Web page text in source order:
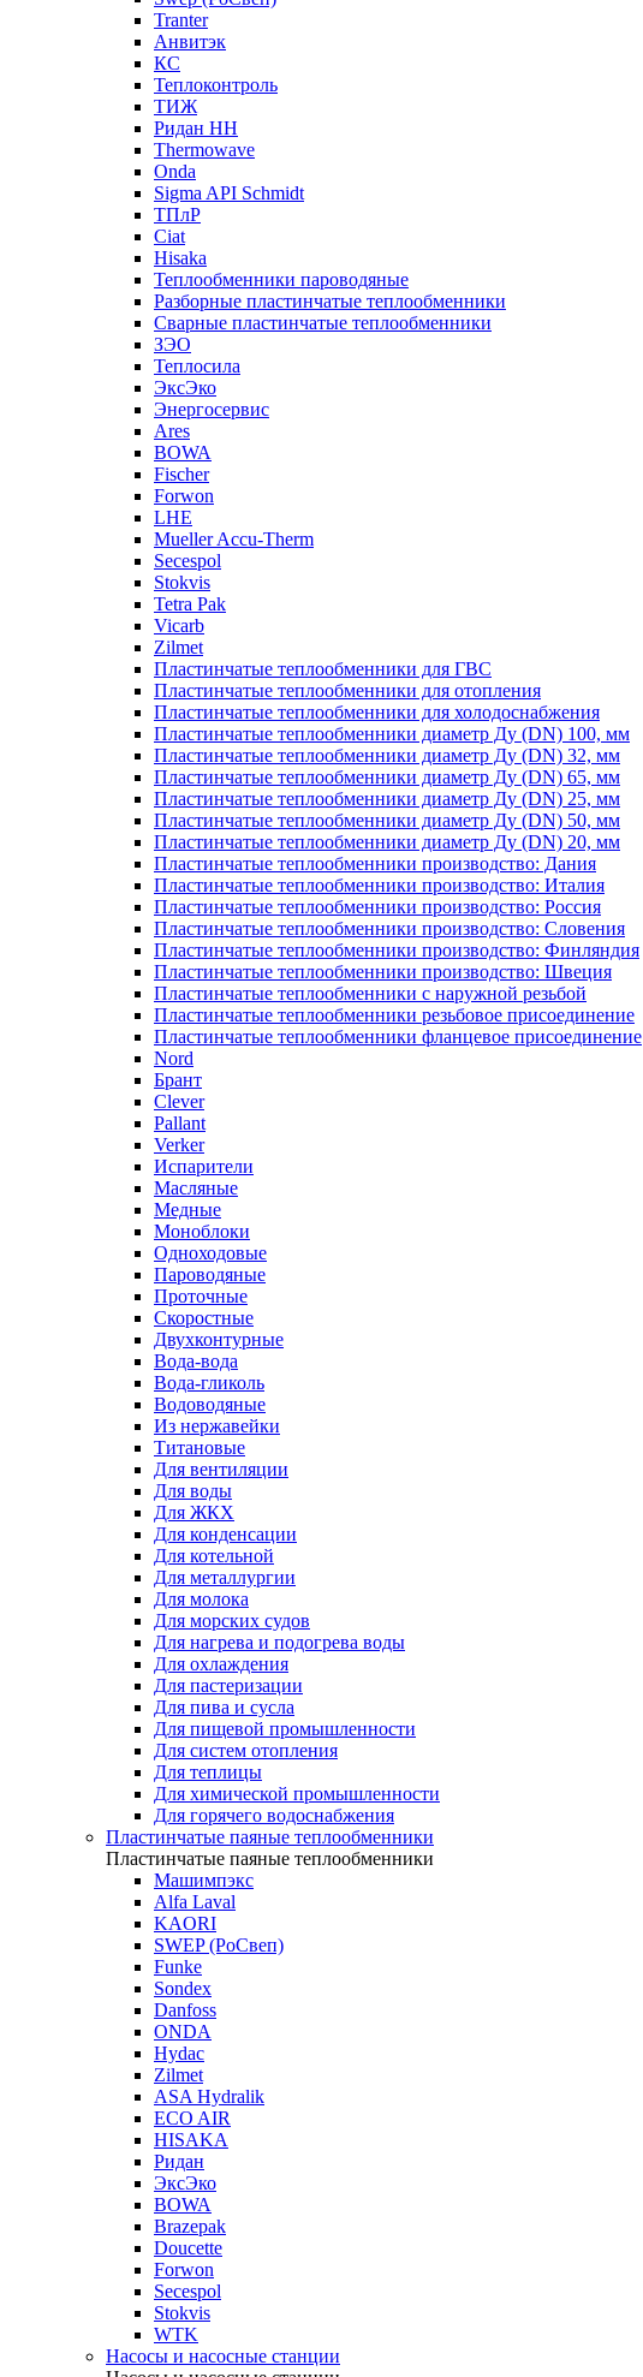
Tranter
Анвитэк
КС
Теплоконтроль
ТИЖ
Ридан НН
Thermowave
Onda
Sigma API Schmidt
ТПлР
Ciat
Hisaka
Теплообменники пароводяные
Разборные пластинчатые теплообменники
Сварные пластинчатые теплообменники
ЗЭО
Теплосила
ЭксЭко
Энергосервис
Ares
BOWA
Fischer
Forwon
LHE
Mueller Accu-Therm
Secespol
Stokvis
Tetra Pak
Vicarb
Zilmet
Пластинчатые теплообменники для ГВС
Пластинчатые теплообменники для отопления
Пластинчатые теплообменники для холодоснабжения
Пластинчатые теплообменники диаметр Ду (DN) 100, мм
Пластинчатые теплообменники диаметр Ду (DN) 32, мм
Пластинчатые теплообменники диаметр Ду (DN) 65, мм
Пластинчатые теплообменники диаметр Ду (DN) 25, мм
Пластинчатые теплообменники диаметр Ду (DN) 50, мм
Пластинчатые теплообменники диаметр Ду (DN) 20, мм
Пластинчатые теплообменники производство: Дания
Пластинчатые теплообменники производство: Италия
Пластинчатые теплообменники производство: Россия
Пластинчатые теплообменники производство: Словения
Пластинчатые теплообменники производство: Финляндия
Пластинчатые теплообменники производство: Швеция
Пластинчатые теплообменники с наружной резьбой
Пластинчатые теплообменники резьбовое присоединение
Пластинчатые теплообменники фланцевое присоединение
Nord
Брант
Clever
Pallant
Verker
Испарители
Масляные
Медные
Моноблоки
Одноходовые
Пароводяные
Проточные
Скоростные
Двухконтурные
Вода-вода
Вода-гликоль
Водоводяные
Из нержавейки
Титановые
Для вентиляции
Для воды
Для ЖКХ
Для конденсации
Для котельной
Для металлургии
Для молока
Для морских судов
Для нагрева и подогрева воды
Для охлаждения
Для пастеризации
Для пива и сусла
Для пищевой промышленности
Для систем отопления
Для теплицы
Для химической промышленности
Для горячего водоснабжения
Пластинчатые паяные теплообменники
Пластинчатые паяные теплообменники
Машимпэкс
Alfa Laval
KAORI
SWEP (РоСвеп)
Funke
Sondex
Danfoss
ONDA
Hydac
Zilmet
ASA Hydralik
ECO AIR
HISAKA
Ридан
ЭксЭко
BOWA
Brazepak
Doucette
Forwon
Secespol
Stokvis
WTK
Насосы и насосные станции